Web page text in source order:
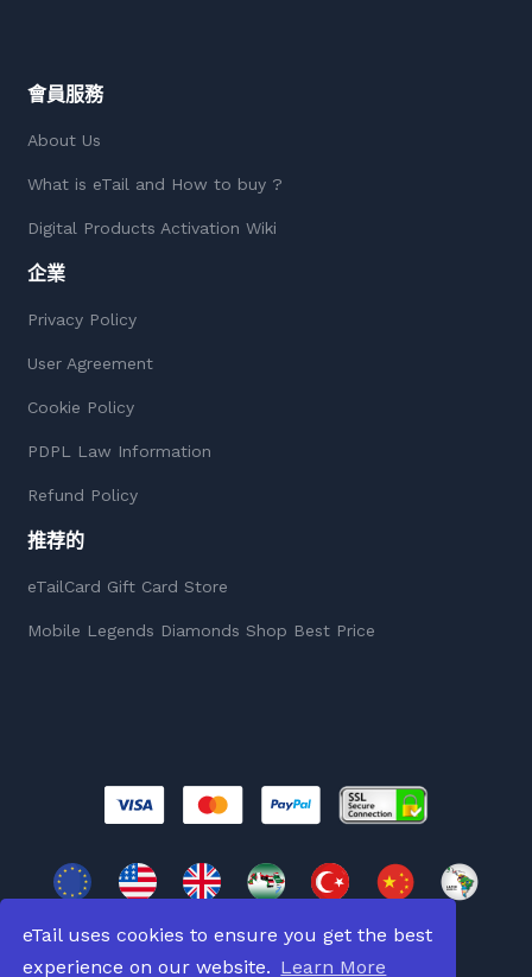
eTail uses cookies to ensure you get the best
experience on our website. Learn More
會員服務
About Us
What is eTail and How to buy ?
Digital Products Activation Wiki
企業
Privacy Policy
User Agreement
Cookie Policy
PDPL Law Information
Refund Policy
推荐的
eTailCard Gift Card Store
Mobile Legends Diamonds Shop Best Price